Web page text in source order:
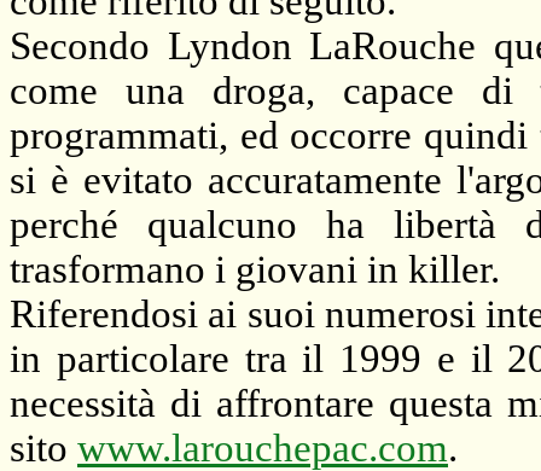
Secondo Lyndon LaRouche
come una droga, capace di
programmati, ed occorre
si è evitato accuratamente
perché qualcuno ha libertà
trasformano i giovani in killer.
Riferendosi ai suoi numerosi
in particolare tra il 1999 e il
necessità di affrontare questa
sito www.larouchepac.com.